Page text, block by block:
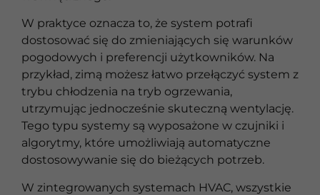
W praktyce oznacza to, że system potrafi
dostosować się do zmieniających się warunków
pogodowych i preferencji użytkowników. Na
przykład, zimą możesz łatwo przełączyć system z
trybu chłodzenia na tryb ogrzewania,
utrzymując jednocześnie skuteczną wentylację.
Tego typu systemy są wyposażone w czujniki i
algorytmy, które umożliwiają automatyczne
dostosowywanie się do bieżących potrzeb.
W zintegrowanych systemach HVAC, wszystkie